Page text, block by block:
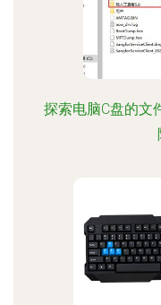
探索电脑C盘的文